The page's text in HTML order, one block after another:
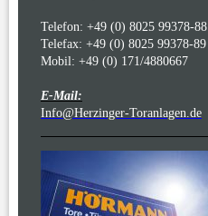
Telefon: +49 (0) 8025 99378-88
Telefax: +49 (0) 8025 99378-89
Mobil: +49 (0) 171/4880667
E-Mail:
Info@Herzinger-Toranlagen.de